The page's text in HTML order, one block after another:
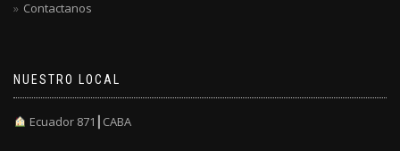
Contactanos
NUESTRO LOCAL
Ecuador 871┃CABA